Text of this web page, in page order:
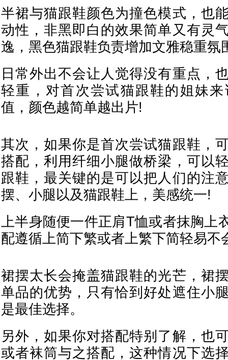
半裙与猫跟鞋颜色为撞色模式，也
动性，非黑即白的效果简单又有灵
逸，黑色猫跟鞋负责增加文雅稳重氛
日常外出不会让人觉得没有重点，
轻重，对首次尝试猫跟鞋的姐妹
值，颜色越简单越出片!
其次，如果你是首次尝试猫跟鞋，
搭配，利用纤细小腿做桥梁，可以
跟鞋，最关键的是可以把人们的注
摆、小腿以及猫跟鞋上，美感统一!
上半身随便一件正肩T恤或者抹胸上
配遵循上简下繁或者上繁下简轻易不
裙摆太长会掩盖猫跟鞋的光芒，裙
单品的优势，只有恰到好处遮住小
是最佳选择。
另外，如果你对搭配特别了解，也
或者袜筒与之搭配，这种情况下选